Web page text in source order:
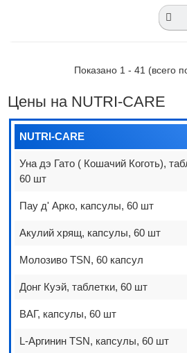
Показано 1 - 41 (всего
Цены на NUTRI-CARE
NUTRI-CARE
Уна дэ Гато ( Кошачий Коготь),
60 шт
Пау д' Арко, капсулы, 60 шт
Акулий хрящ, капсулы, 60 шт
Молозиво TSN, 60 капсул
Донг Куэй, таблетки, 60 шт
ВАГ, капсулы, 60 шт
L-Аргинин TSN, капсулы, 60 шт